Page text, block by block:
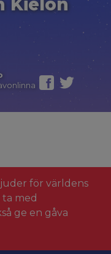
Kielon
för världens
med
ge en gåva